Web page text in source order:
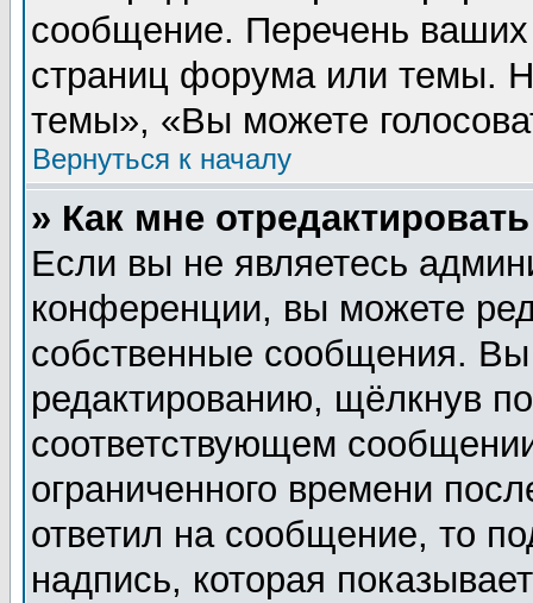
сообщение. Перечень ваших
страниц форума или темы.
темы», «Вы можете
Вернуться к началу
» Как мне
Если вы не являетесь
конференции, вы можете
собственные сообщения.
редактированию, щёлкнув
соответствующем
ограниченного времени
ответил на сообщение, то
надпись, которая